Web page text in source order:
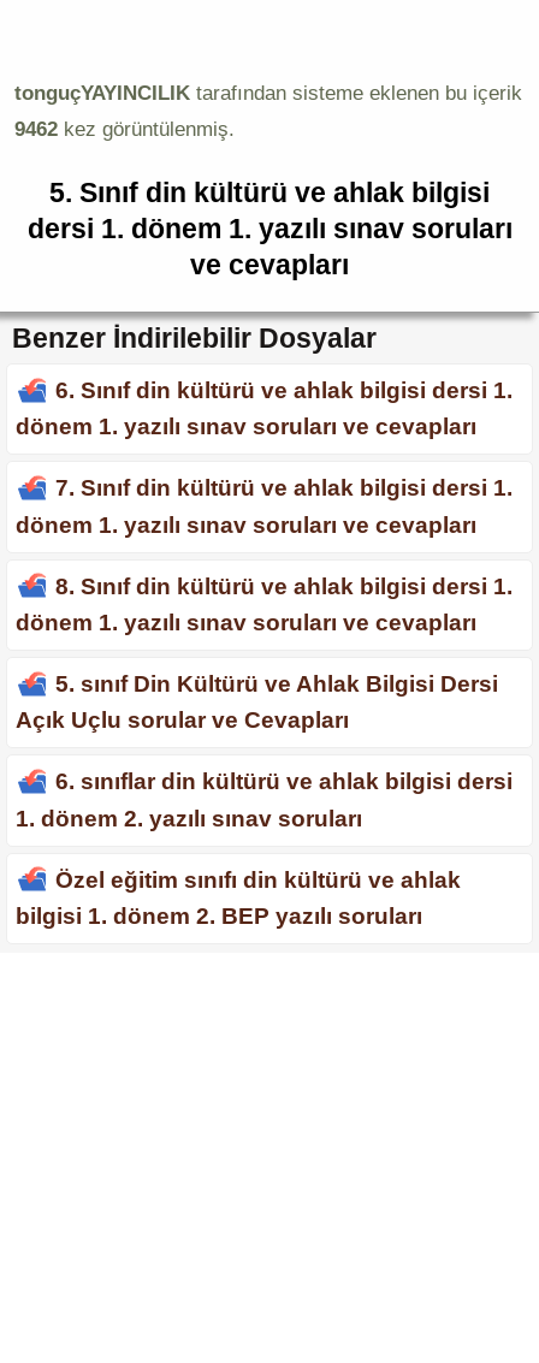
tonguçYAYINCILIK tarafından sisteme eklenen bu içerik
9462 kez görüntülenmiş.
5. Sınıf din kültürü ve ahlak bilgisi
dersi 1. dönem 1. yazılı sınav soruları
ve cevapları
Benzer İndirilebilir Dosyalar
6. Sınıf din kültürü ve ahlak bilgisi dersi 1.
dönem 1. yazılı sınav soruları ve cevapları
7. Sınıf din kültürü ve ahlak bilgisi dersi 1.
dönem 1. yazılı sınav soruları ve cevapları
8. Sınıf din kültürü ve ahlak bilgisi dersi 1.
dönem 1. yazılı sınav soruları ve cevapları
5. sınıf Din Kültürü ve Ahlak Bilgisi Dersi
Açık Uçlu sorular ve Cevapları
6. sınıflar din kültürü ve ahlak bilgisi dersi
1. dönem 2. yazılı sınav soruları
Özel eğitim sınıfı din kültürü ve ahlak
bilgisi 1. dönem 2. BEP yazılı soruları